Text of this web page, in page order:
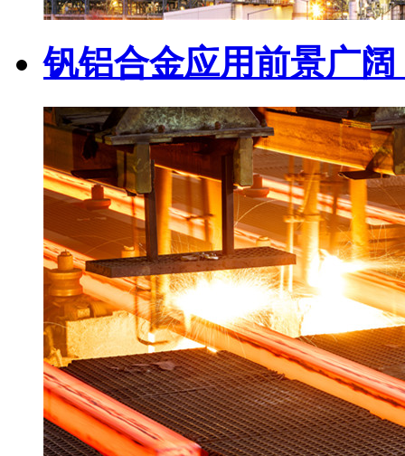
钒铝合金应用前景广